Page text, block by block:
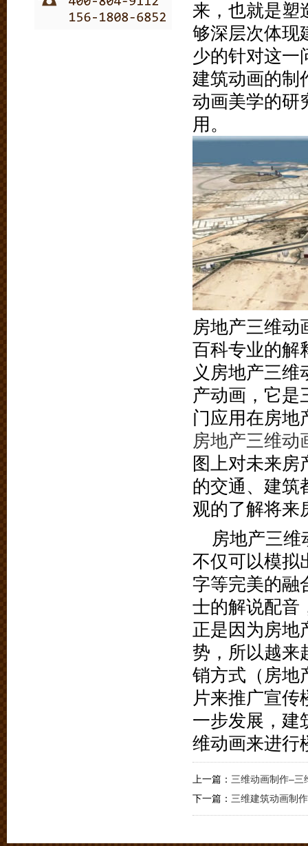
来，也就是塑
够深层次体现
少的针对这一
建筑动画的制
动画美学的研
用。
房地产三维动
百科专业的解
义房地产三
产动画，它是
门应用在房地
房地产三维动
图上对未来房
的交通、建筑
观的了解将来
房地产三
不仅可以模拟
字等完美的融
士的解说配音
正是因为房地
势，所以越来
销方式（房地
片来推广宣传
一步发展，建
维动画来进行
上一篇： 三维动画制作–三
下一篇： 三维建筑动画制